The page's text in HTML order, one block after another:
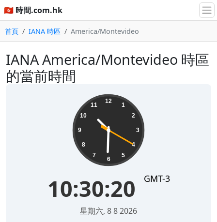
🇭🇰 時間.com.hk
首頁 IANA 時區 America/Montevideo
IANA America/Montevideo 時區
的當前時間
12
1
2
3
4
5
6
7
8
9
10
11
10:30:21 GMT-3
星期六, 8 8 2026